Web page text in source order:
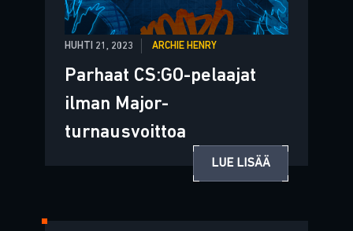
HUHTI 21, 2023 ARCHIE HENRY
Parhaat CS:GO-pelaajat
ilman Major-
turnausvoittoa
LUE LISÄÄ